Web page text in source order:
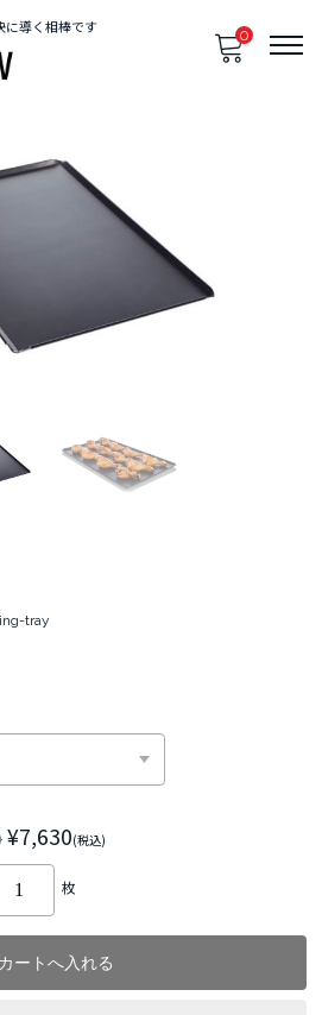
に商品はございません。
に導く相棒です 0
tray
¥7,630(税込)
枚